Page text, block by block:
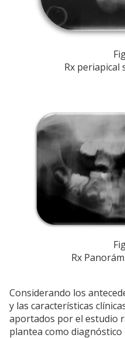
Rx periapical
Rx
Considerando los
y las características
aportados por el estudio
plantea como